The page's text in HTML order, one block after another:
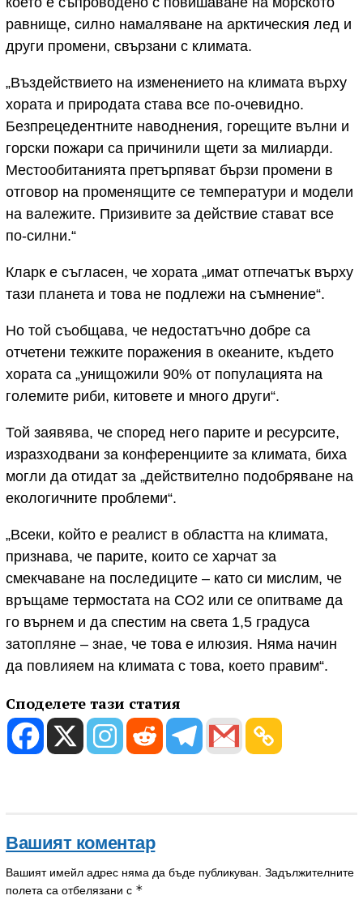
равнище, силно намаляване на арктическия лед и
други промени, свързани с климата.
„Въздействието на изменението на климата върху
хората и природата става все по-очевидно.
Безпрецедентните наводнения, горещите вълни и
горски пожари са причинили щети за милиарди.
Местообитанията претърпяват бързи промени в
отговор на променящите се температури и модели
на валежите. Призивите за действие стават все
по-силни.“
Кларк е съгласен, че хората „имат отпечатък върху
тази планета и това не подлежи на съмнение“.
Но той съобщава, че недостатъчно добре са
отчетени тежките поражения в океаните, където
хората са „унищожили 90% от популацията на
големите риби, китовете и много други“.
Той заявява, че според него парите и ресурсите,
изразходвани за конференциите за климата, биха
могли да отидат за „действително подобряване на
екологичните проблеми“.
„Всеки, който е реалист в областта на климата,
признава, че парите, които се харчат за
смекчаване на последиците – като си мислим, че
връщаме термостата на CO2 или се опитваме да
го върнем и да спестим на света 1,5 градуса
затопляне – знае, че това е илюзия. Няма начин
да повлияем на климата с това, което правим“.
Споделете тази статия
Вашият коментар
Вашият имейл адрес няма да бъде публикуван. Задължителните
полета са отбелязани с *